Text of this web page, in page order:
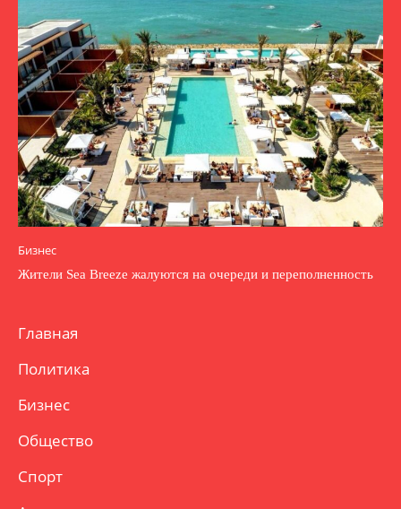
Бизнес
Жители Sea Breeze жалуются на очереди и переполненность
Главная
Политика
Бизнес
Общество
Спорт